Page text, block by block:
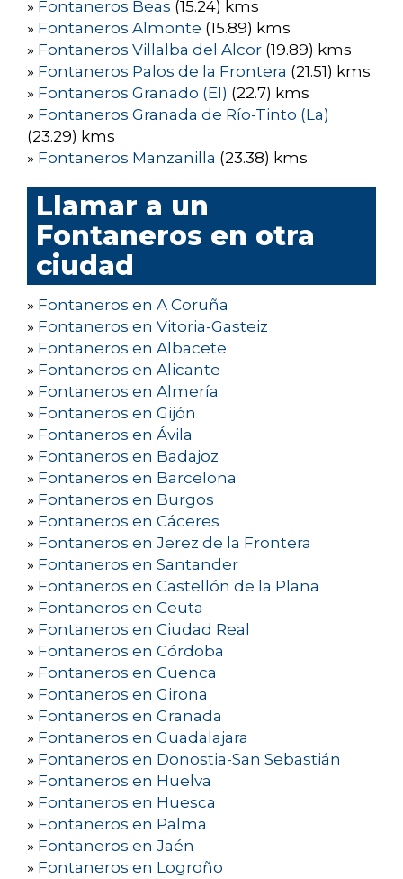
» Fontaneros Beas (15.24) kms
» Fontaneros Almonte (15.89) kms
» Fontaneros Villalba del Alcor (19.89) kms
» Fontaneros Palos de la Frontera (21.51) kms
» Fontaneros Granado (El) (22.7) kms
» Fontaneros Granada de Río-Tinto (La)
(23.29) kms
» Fontaneros Manzanilla (23.38) kms
Llamar a un
Fontaneros en otra
ciudad
» Fontaneros en A Coruña
» Fontaneros en Vitoria-Gasteiz
» Fontaneros en Albacete
» Fontaneros en Alicante
» Fontaneros en Almería
» Fontaneros en Gijón
» Fontaneros en Ávila
» Fontaneros en Badajoz
» Fontaneros en Barcelona
» Fontaneros en Burgos
» Fontaneros en Cáceres
» Fontaneros en Jerez de la Frontera
» Fontaneros en Santander
» Fontaneros en Castellón de la Plana
» Fontaneros en Ceuta
» Fontaneros en Ciudad Real
» Fontaneros en Córdoba
» Fontaneros en Cuenca
» Fontaneros en Girona
» Fontaneros en Granada
» Fontaneros en Guadalajara
» Fontaneros en Donostia-San Sebastián
» Fontaneros en Huelva
» Fontaneros en Huesca
» Fontaneros en Palma
» Fontaneros en Jaén
» Fontaneros en Logroño